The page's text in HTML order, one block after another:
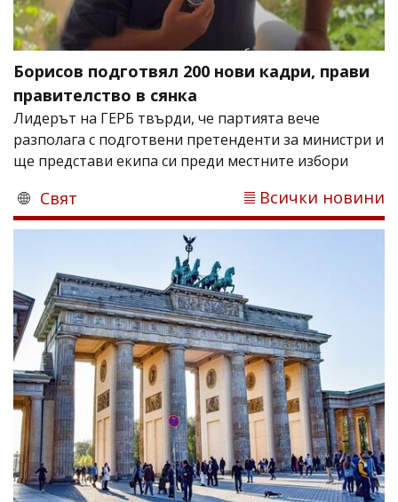
Борисов подготвял 200 нови кадри, прави
правителство в сянка
Лидерът на ГЕРБ твърди, че партията вече
разполага с подготвени претенденти за министри и
ще представи екипа си преди местните избори
Свят Всички новини